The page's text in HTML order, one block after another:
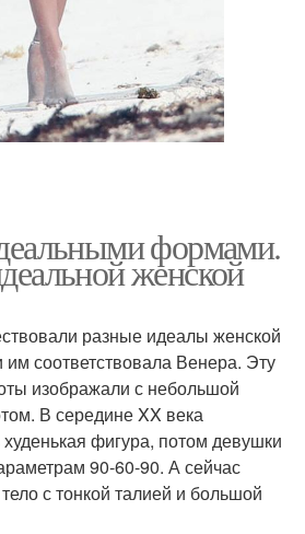
формами.
женской
разные идеалы женской
им соответствовала Венера. Эту
изображали с небольшой
В середине XX века
фигура, потом девушки
90-60-90. А сейчас
с тонкой талией и большой